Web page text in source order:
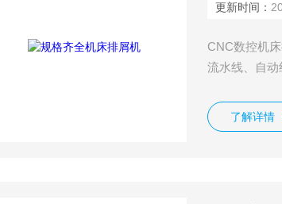
更新时间：
CNC数控机
流水线、自
钢板，主要
机械过载保
了解详情